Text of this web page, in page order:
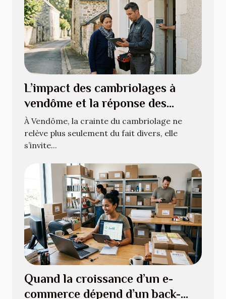
L’impact des cambriolages à
vendôme et la réponse des
installateurs d’alarmes
À Vendôme, la crainte du cambriolage ne
relève plus seulement du fait divers, elle
s’invite...
Quand la croissance d’un e-
commerce dépend d’un back-